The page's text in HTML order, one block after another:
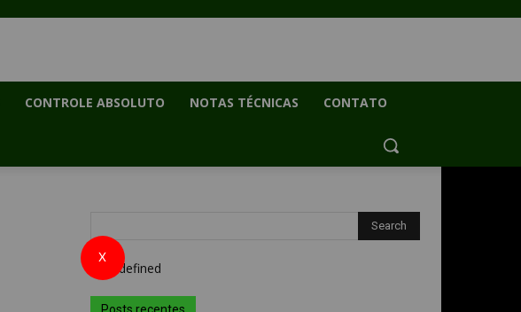
CONTROLE ABSOLUTO NOTAS TÉCNICAS CONTATO
X